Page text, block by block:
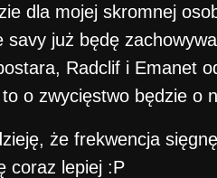
dla mojej skromnej
savy już będę
Radclif i Emanet
to o zwycięstwo będzie o
że frekwencja
coraz lepiej :P